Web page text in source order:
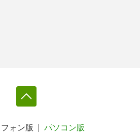
ォン版 パソコン版